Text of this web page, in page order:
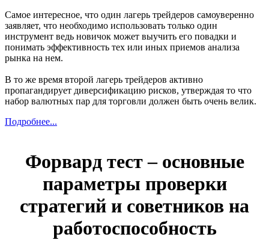
Самое интересное, что один лагерь трейдеров самоуверенно
заявляет, что необходимо использовать только один
инструмент ведь новичок может выучить его повадки и
понимать эффективность тех или иных приемов анализа
рынка на нем.
В то же время второй лагерь трейдеров активно
пропагандирует диверсификацию рисков, утверждая то что
набор валютных пар для торговли должен быть очень велик.
Подробнее...
Форвард тест – основные
параметры проверки
стратегий и советников на
работоспособность